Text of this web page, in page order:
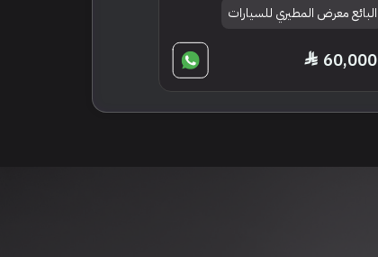
البائع معرض المطيري للسيارات
60,000